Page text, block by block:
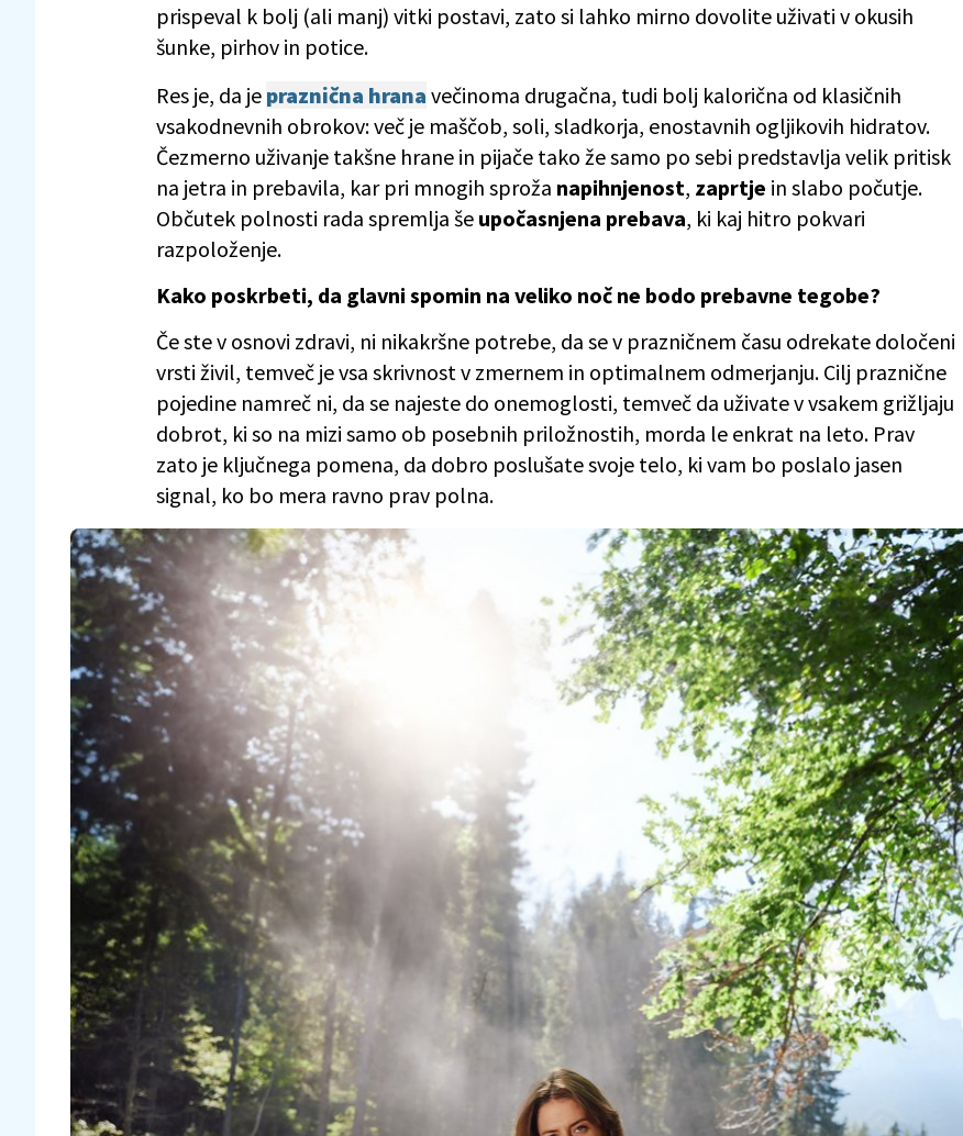
prispeval k bolj (ali manj) vitki postavi, zato si lahko mirno dovolite uživati v okusih
šunke, pirhov in potice.
Res je, da je praznična hrana večinoma drugačna, tudi bolj kalorična od klasičnih
vsakodnevnih obrokov: več je maščob, soli, sladkorja, enostavnih ogljikovih hidratov.
Čezmerno uživanje takšne hrane in pijače tako že samo po sebi predstavlja velik pritisk
na jetra in prebavila, kar pri mnogih sproža napihnjenost, zaprtje in slabo počutje.
Občutek polnosti rada spremlja še upočasnjena prebava, ki kaj hitro pokvari
razpoloženje.
Kako poskrbeti, da glavni spomin na veliko noč ne bodo prebavne tegobe?
Če ste v osnovi zdravi, ni nikakršne potrebe, da se v prazničnem času odrekate določeni
vrsti živil, temveč je vsa skrivnost v zmernem in optimalnem odmerjanju. Cilj praznične
pojedine namreč ni, da se najeste do onemoglosti, temveč da uživate v vsakem grižljaju
dobrot, ki so na mizi samo ob posebnih priložnostih, morda le enkrat na leto. Prav
zato je ključnega pomena, da dobro poslušate svoje telo, ki vam bo poslalo jasen
signal, ko bo mera ravno prav polna.